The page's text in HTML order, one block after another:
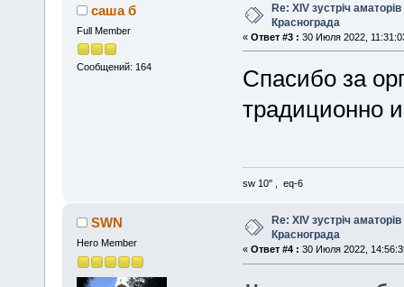
саша б
Full Member
Сообщений: 164
Re: XIV зустріч
Краснограда
« Ответ #3 : 30 Июля 2022,
Спасибо за
традиционно
sw 10'' , eq-6
SWN
Hero Member
Re: XIV зустріч
Краснограда
« Ответ #4 : 30 Июля 2022,